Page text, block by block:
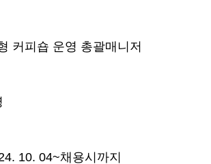
커피숍 운영 총괄매니저
10. 04~채용시까지